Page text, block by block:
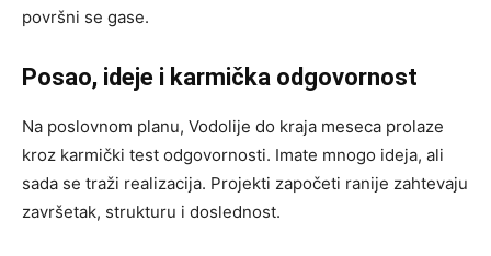
površni se gase.
Posao, ideje i karmička odgovornost
Na poslovnom planu, Vodolije do kraja meseca prolaze
kroz karmički test odgovornosti. Imate mnogo ideja, ali
sada se traži realizacija. Projekti započeti ranije zahtevaju
završetak, strukturu i doslednost.